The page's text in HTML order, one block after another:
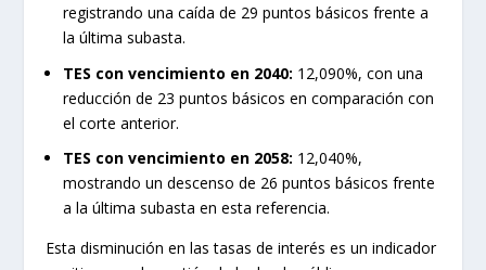
registrando una caída de 29 puntos básicos frente a
la última subasta.
TES con vencimiento en 2040: 12,090%, con una
reducción de 23 puntos básicos en comparación con
el corte anterior.
TES con vencimiento en 2058: 12,040%,
mostrando un descenso de 26 puntos básicos frente
a la última subasta en esta referencia.
Esta disminución en las tasas de interés es un indicador